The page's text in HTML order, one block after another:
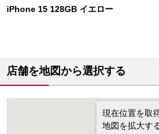
iPhone 15 128GB イエロー
店舗を地図から選択する
現在位置を取
地図を拡大す